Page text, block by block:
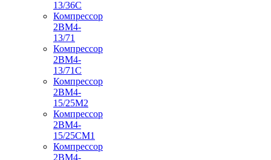
13/36С
Компрессор
2ВМ4-
13/71
Компрессор
2ВМ4-
13/71С
Компрессор
2ВМ4-
15/25М2
Компрессор
2ВМ4-
15/25СМ1
Компрессор
2ВМ4-